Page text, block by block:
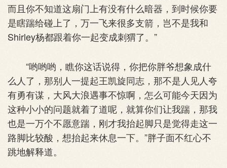
而且你不知道这扇门上有没有什么暗器，到时候你要
是瞎踹给碰上了，万一飞来很多支箭，岂不是我和
Shirley杨都跟着你一起变成刺猬了。”
“哟哟哟，瞧你这话说得，你把你胖爷想象成什
么人了，那别人一提起王凯旋同志，那不是人见人夸
有勇有谋，大风大浪遇事不惊啊，怎么可能今天因为
这种小小的问题就着了道呢，就算你们让我踹，那我
也是一万个不愿意踹，刚才我抬起脚只是觉得走这一
路脚比较酸，想抬起来休息一下。”胖子面不红心不
跳地解释道。